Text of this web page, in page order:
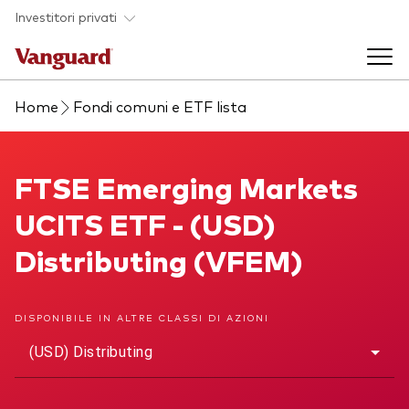
Skip to main content
Investitori privati
Prodotti di investimento
Prodotti
ETF
La società
Back to main menu
Come investire
Home Fondi comuni e ETF lista
FTSE Emerging Markets UCITS ETF
FTSE Emerging Markets
UCITS ETF - (USD)
Distributing (VFEM)
DISPONIBILE IN ALTRE CLASSI DI AZIONI
(USD) Distributing